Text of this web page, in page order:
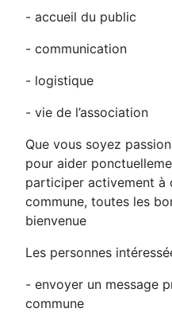
- accueil du public
- communication
- logistique
- vie de l’association
Que vous soyez
pour aider
participer activement à
commune, toutes les
bienvenue
Les personnes
- envoyer un message
commune